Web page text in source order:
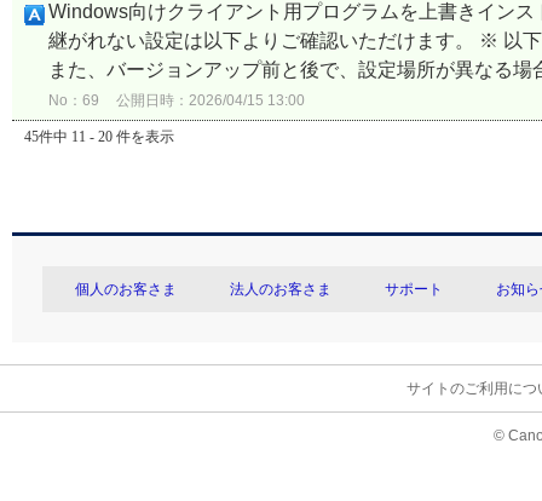
Windows向けクライアント用プログラムを上書きイン
継がれない設定は以下よりご確認いただけます。 ※ 以
また、バージョンアップ前と後で、設定場所が異なる
No：69 公開日時：2026/04/15 13:00
45件中 11 - 20 件を表示
個人のお客さま 法人のお客さま サポート お知
サイトのご利用につ
©